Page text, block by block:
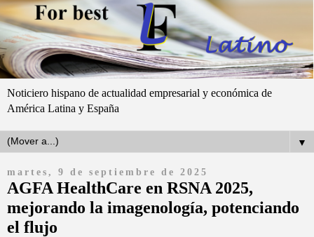
Noticiero hispano de actualidad empresarial y económica de
América Latina y España
▼
martes, 9 de septiembre de 2025
AGFA HealthCare en RSNA 2025,
mejorando la imagenología, potenciando
el flujo